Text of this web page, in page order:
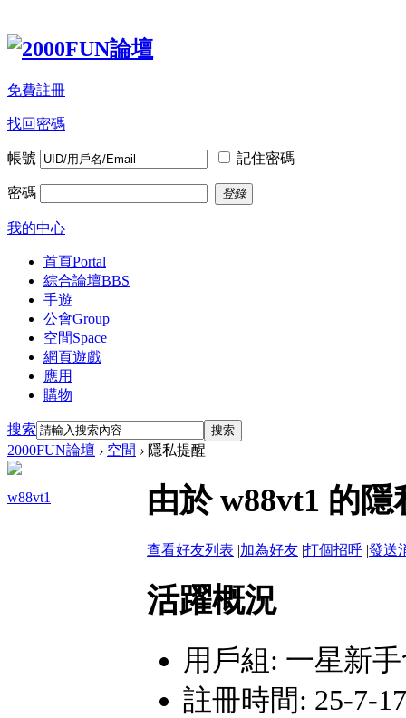
免費註冊
找回密碼
帳號 記住密碼
密碼 登錄
我的中心
首頁Portal
綜合論壇BBS
手遊
公會Group
空間Space
網頁遊戲
應用
購物
搜索 搜索
2000FUN論壇 › 空間 › 隱私提醒
w88vt1 由於 w88vt1 的
查看好友列表 |加為好友 |打個招呼 |發送
活躍概況
用戶組: 一星新
註冊時間: 25-7-